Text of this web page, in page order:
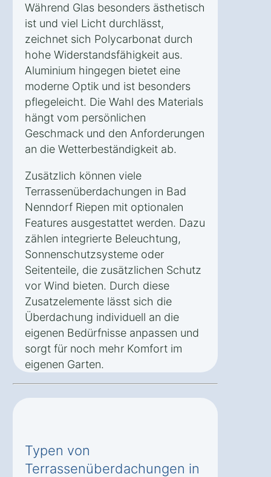
Während Glas besonders ästhetisch
ist und viel Licht durchlässt,
zeichnet sich Polycarbonat durch
hohe Widerstandsfähigkeit aus.
Aluminium hingegen bietet eine
moderne Optik und ist besonders
pflegeleicht. Die Wahl des Materials
hängt vom persönlichen
Geschmack und den Anforderungen
an die Wetterbeständigkeit ab.
Zusätzlich können viele
Terrassenüberdachungen in Bad
Nenndorf Riepen mit optionalen
Features ausgestattet werden. Dazu
zählen integrierte Beleuchtung,
Sonnenschutzsysteme oder
Seitenteile, die zusätzlichen Schutz
vor Wind bieten. Durch diese
Zusatzelemente lässt sich die
Überdachung individuell an die
eigenen Bedürfnisse anpassen und
sorgt für noch mehr Komfort im
eigenen Garten.
Typen von
Terrassenüberdachungen in